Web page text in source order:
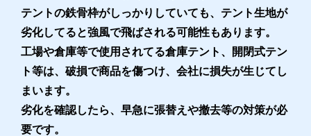
テントの鉄骨枠がしっかりしていても、テント生地が
劣化してると強風で飛ばされる可能性もあります。
工場や倉庫等で使用されてる倉庫テント、開閉式テン
ト等は、破損で商品を傷つけ、会社に損失が生じてし
まいます。
劣化を確認したら、早急に張替えや撤去等の対策が必
要です。